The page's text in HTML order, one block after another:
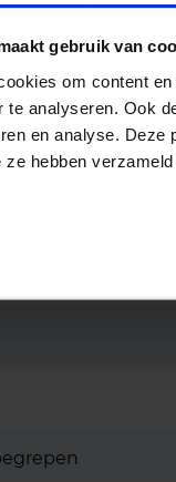
gebruik van
om content
te analyseren. Ook
en analyse. Deze
ze hebben